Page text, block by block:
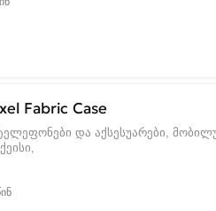
Fabric Case
და აქსესუარები,